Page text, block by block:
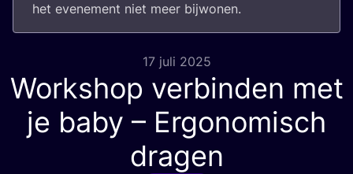
het eve­ne­ment niet meer bijwonen.
17 juli 2025
Workshop verbinden met
je baby – Ergonomisch
dragen